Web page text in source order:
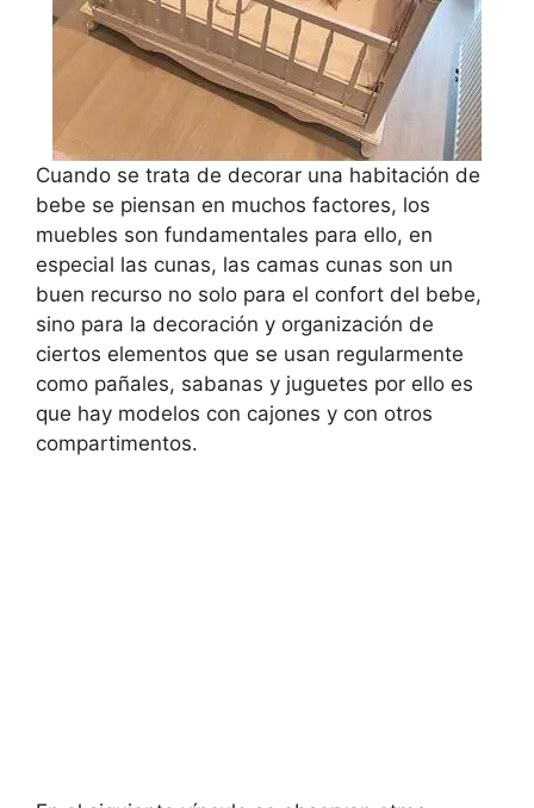
Cuando se trata de decorar una habitación de
bebe se piensan en muchos factores, los
muebles son fundamentales para ello, en
especial las cunas, las camas cunas son un
buen recurso no solo para el confort del bebe,
sino para la decoración y organización de
ciertos elementos que se usan regularmente
como pañales, sabanas y juguetes por ello es
que hay modelos con cajones y con otros
compartimentos.